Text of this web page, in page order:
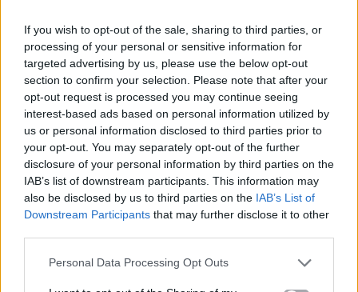
If you wish to opt-out of the sale, sharing to third parties, or
processing of your personal or sensitive information for
targeted advertising by us, please use the below opt-out
section to confirm your selection. Please note that after your
opt-out request is processed you may continue seeing
interest-based ads based on personal information utilized by
us or personal information disclosed to third parties prior to
your opt-out. You may separately opt-out of the further
disclosure of your personal information by third parties on the
IAB’s list of downstream participants. This information may
also be disclosed by us to third parties on the IAB’s List of
Downstream Participants that may further disclose it to other
Personal Data Processing Opt Outs